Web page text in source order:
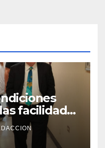
facilidades
de la Salud